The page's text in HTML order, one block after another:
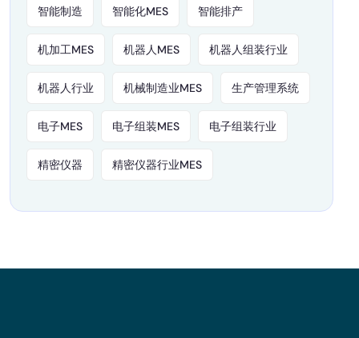
智能制造 智能化MES 智能排产
机加工MES 机器人MES 机器人组装行业
机器人行业 机械制造业MES 生产管理系统
电子MES 电子组装MES 电子组装行业
精密仪器 精密仪器行业MES